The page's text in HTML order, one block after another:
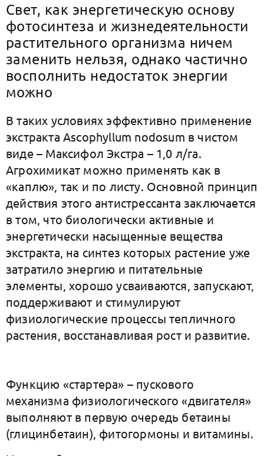
Свет, как энергетическую основу
фотосинтеза и жизнедеятельности
растительного организма ничем
заменить нельзя, однако частично
восполнить недостаток энергии
можно
В таких условиях эффективно применение
экстракта Ascophyllum nodosum в чистом
виде – Максифол Экстра – 1,0 л/га.
Агрохимикат можно применять как в
«каплю», так и по листу. Основной принцип
действия этого антистрессанта заключается
в том, что биологически активные и
энергетически насыщенные вещества
экстракта, на синтез которых растение уже
затратило энергию и питательные
элементы, хорошо усваиваются, запускают,
поддерживают и стимулируют
физиологические процессы тепличного
растения, восстанавливая рост и развитие.
Функцию «стартера» – пускового
механизма физиологического «двигателя»
выполняют в первую очередь бетаины
(глицинбетаин), фитогормоны и витамины.